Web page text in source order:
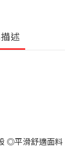
述
◎平滑舒適面料